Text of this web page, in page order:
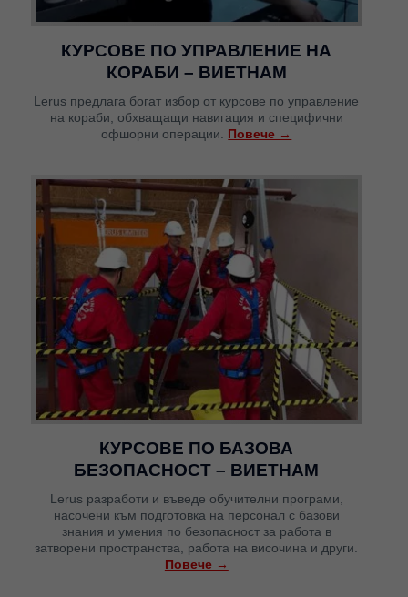
КУРСОВЕ ПО УПРАВЛЕНИЕ НА
КОРАБИ – ВИЕТНАМ
Lerus предлага богат избор от курсове по управление
на кораби, обхващащи навигация и специфични
офшорни операции. Повече →
КУРСОВЕ ПО БАЗОВА
БЕЗОПАСНОСТ – ВИЕТНАМ
Lerus разработи и въведе обучителни програми,
насочени към подготовка на персонал с базови
знания и умения по безопасност за работа в
затворени пространства, работа на височина и други.
Повече →